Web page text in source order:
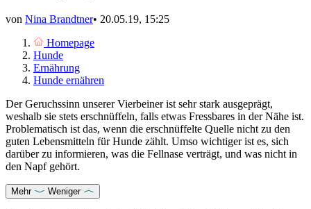
von Nina Brandtner• 20.05.19, 15:25
Homepage
Hunde
Ernährung
Hunde ernähren
Der Geruchssinn unserer Vierbeiner ist sehr stark ausgeprägt,
weshalb sie stets erschnüffeln, falls etwas Fressbares in der Nähe ist.
Problematisch ist das, wenn die erschnüffelte Quelle nicht zu den
guten Lebensmitteln für Hunde zählt. Umso wichtiger ist es, sich
darüber zu informieren, was die Fellnase verträgt, und was nicht in
den Napf gehört.
Mehr Weniger